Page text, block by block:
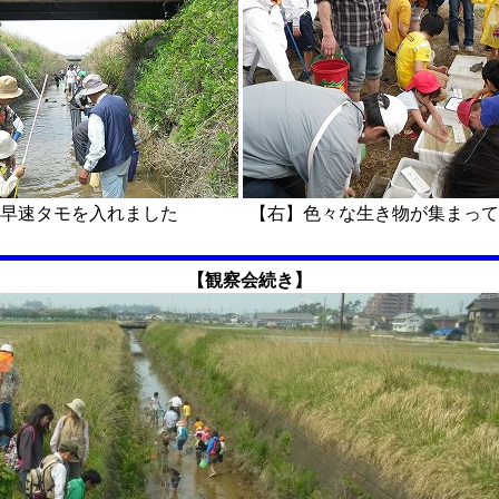
速タモを入れました 【右】色々な生き物が集まって
【観察会続き】